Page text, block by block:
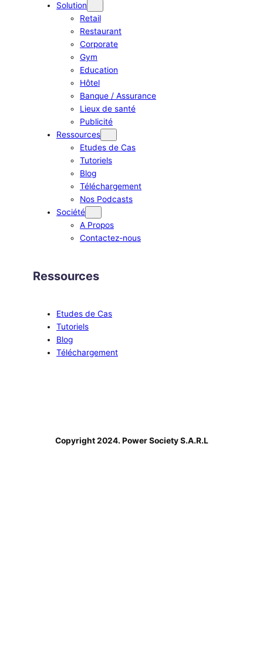
Solution
Retail
Restaurant
Corporate
Gym
Education
Hôtel
Banque / Assurance
Lieux de santé
Publicité
Ressources
Etudes de Cas
Tutoriels
Blog
Téléchargement
Nos Podcasts
Société
A Propos
Contactez-nous
Ressources
Etudes de Cas
Tutoriels
Blog
Téléchargement
Copyright 2024. Power Society S.A.R.L